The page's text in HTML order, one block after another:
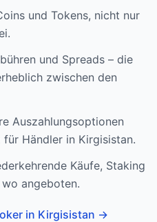
und Tokens, nicht nur
und Spreads – die
zwischen den
Auszahlungsoptionen
Händler in Kirgisistan.
Käufe, Staking
angeboten.
in Kirgisistan →